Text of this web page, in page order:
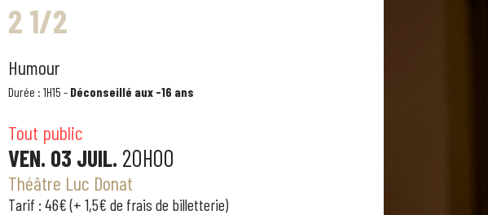
2 1/2
Humour
Durée : 1H15 - Déconseillé aux -16 ans
Tout public
VEN. 03 JUIL. 20H00
Théâtre Luc Donat
Tarif : 46€ (+ 1,5€ de frais de billetterie)